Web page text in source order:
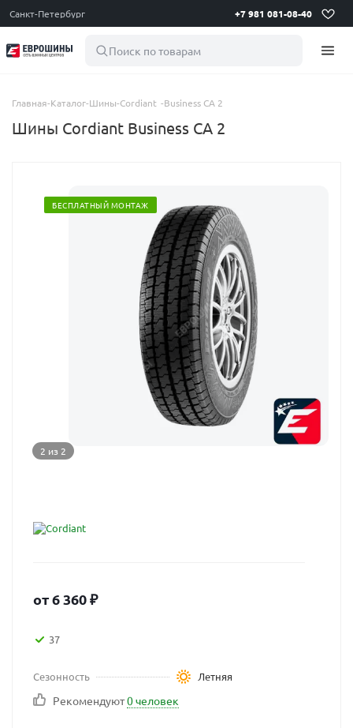
Санкт-Петербург +7 981 081-08-40
Поиск по товарам
Главная-Каталог-Шины-Cordiant -Business CA 2
Шины Cordiant Business CA 2
БЕСПЛАТНЫЙ МОНТАЖ
2 из 2
от6 360₽
37
Сезонность Летняя
Рекомендуют0 человек